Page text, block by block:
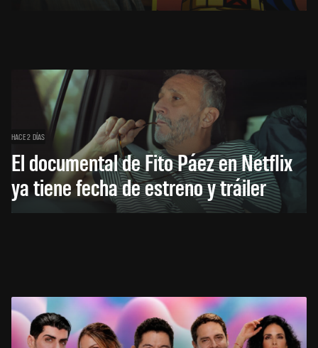
HACE 2 DÍAS
El documental de Fito Páez en Netflix
ya tiene fecha de estreno y tráiler